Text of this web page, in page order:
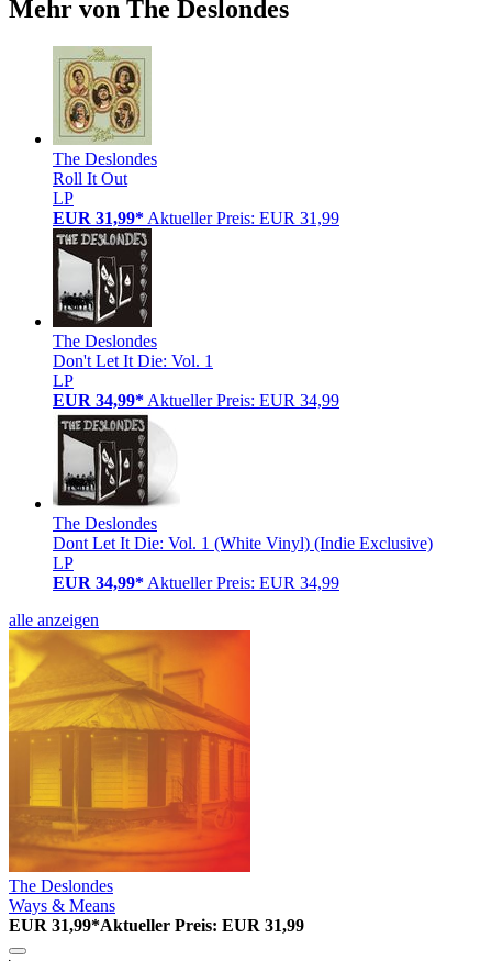
Mehr von The Deslondes
The Deslondes
Roll It Out
LP
EUR 31,99* Aktueller Preis: EUR 31,99
The Deslondes
Don't Let It Die: Vol. 1
LP
EUR 34,99* Aktueller Preis: EUR 34,99
The Deslondes
Dont Let It Die: Vol. 1 (White Vinyl) (Indie Exclusive)
LP
EUR 34,99* Aktueller Preis: EUR 34,99
alle anzeigen
The Deslondes
Ways & Means
EUR 31,99*Aktueller Preis: EUR 31,99